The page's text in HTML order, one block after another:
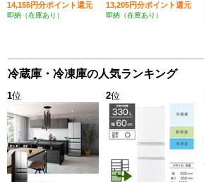
14,155円分ポイント還元
即納（在庫あり）
13,205円分ポイント還元
即納（在庫あり）
冷蔵庫・冷凍庫の人気ランキング
1位 2位